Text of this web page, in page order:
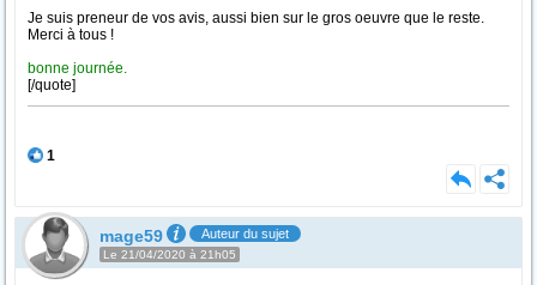
Je suis preneur de vos avis, aussi bien sur le gros oeuvre que le reste.
Merci à tous !
bonne journée.
[/quote]
1
mage59 Auteur du sujet
Le 21/04/2020 à 21h05